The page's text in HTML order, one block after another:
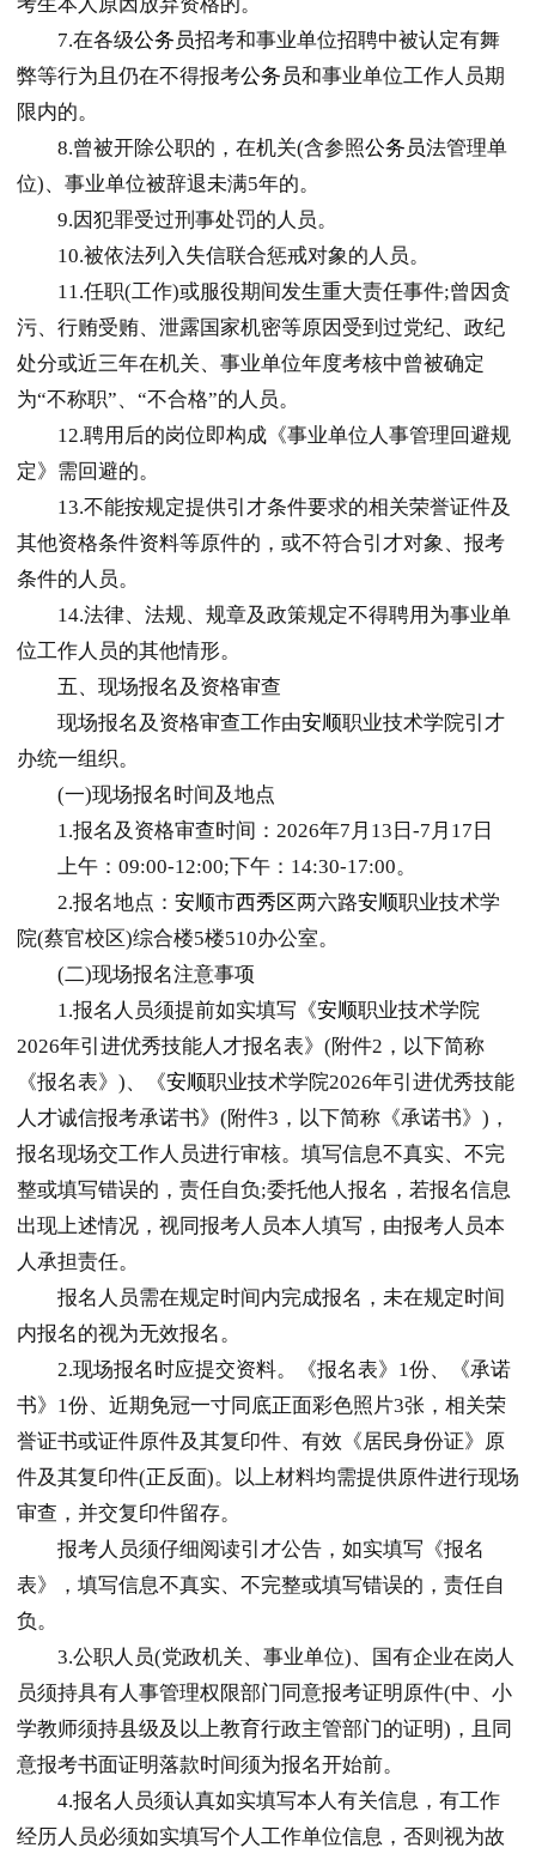
7.在各级公务员招考和事业单位招聘中被认定有舞
弊等行为且仍在不得报考公务员和事业单位工作人员期
限内的。
8.曾被开除公职的，在机关(含参照公务员法管理单
位)、事业单位被辞退未满5年的。
9.因犯罪受过刑事处罚的人员。
10.被依法列入失信联合惩戒对象的人员。
11.任职(工作)或服役期间发生重大责任事件;曾因贪
污、行贿受贿、泄露国家机密等原因受到过党纪、政纪
处分或近三年在机关、事业单位年度考核中曾被确定
为“不称职”、“不合格”的人员。
12.聘用后的岗位即构成《事业单位人事管理回避规
定》需回避的。
13.不能按规定提供引才条件要求的相关荣誉证件及
其他资格条件资料等原件的，或不符合引才对象、报考
条件的人员。
14.法律、法规、规章及政策规定不得聘用为事业单
位工作人员的其他情形。
五、现场报名及资格审查
现场报名及资格审查工作由安顺职业技术学院引才
办统一组织。
(一)现场报名时间及地点
1.报名及资格审查时间：2026年7月13日-7月17日
上午：09:00-12:00;下午：14:30-17:00。
2.报名地点： 安顺市西秀区两六路安顺职业技术学
院(蔡官校区)综合楼5楼510办公室。
(二)现场报名注意事项
1.报名人员须提前如实填写《安顺职业技术学院
2026年引进优秀技能人才报名表》(附件2，以下简称
《报名表》)、《安顺职业技术学院2026年引进优秀技能
人才诚信报考承诺书》(附件3，以下简称《承诺书》)，
报名现场交工作人员进行审核。填写信息不真实、不完
整或填写错误的，责任自负;委托他人报名，若报名信息
出现上述情况，视同报考人员本人填写，由报考人员本
人承担责任。
报名人员需在规定时间内完成报名，未在规定时间
内报名的视为无效报名。
2.现场报名时应提交资料。《报名表》1份、《承诺
书》1份、近期免冠一寸同底正面彩色照片3张，相关荣
誉证书或证件原件及其复印件、有效《居民身份证》原
件及其复印件(正反面)。以上材料均需提供原件进行现场
审查，并交复印件留存。
报考人员须仔细阅读引才公告，如实填写《报名
表》，填写信息不真实、不完整或填写错误的，责任自
负。
3.公职人员(党政机关、事业单位)、国有企业在岗人
员须持具有人事管理权限部门同意报考证明原件(中、小
学教师须持县级及以上教育行政主管部门的证明)，且同
意报考书面证明落款时间须为报名开始前。
4.报名人员须认真如实填写本人有关信息，有工作
经历人员必须如实填写个人工作单位信息，否则视为故